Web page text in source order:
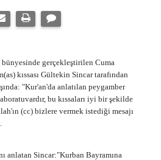
gerçekleştirilen Cuma
kıssası Gültekin Sincar tarafından
"Kur'an'da anlatılan peygamber
bu kıssaları iyi bir şekilde
(cc) bizlere vermek istediği mesajı
anlatan Sincar:"Kurban Bayramına